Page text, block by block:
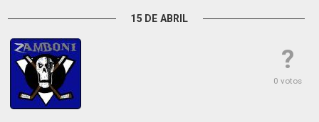
15 DE ABRIL
?
0 votos